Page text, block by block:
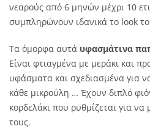
νεαρούς από 6 μηνών μέχρι 10
συμπληρώνουν ιδανικά το look
Τα όμορφα αυτά υφασμάτινα
Είναι φτιαγμένα με μεράκι και
υφάσματα και σχεδιασμένα για
κάθε μικρούλη … Έχουν διπλό
κορδελάκι που ρυθμίζεται για
τους.